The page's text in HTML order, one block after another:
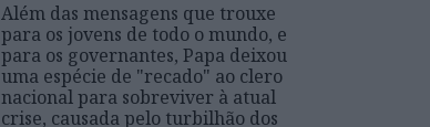
Além das mensagens que trouxe
para os jovens de todo o mundo, e
para os governantes, Papa deixou
uma espécie de "recado" ao clero
nacional para sobreviver à atual
crise, causada pelo turbilhão dos